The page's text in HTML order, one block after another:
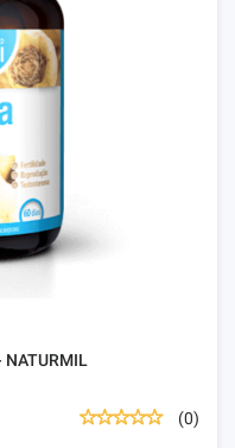
NATURMIL
(0)